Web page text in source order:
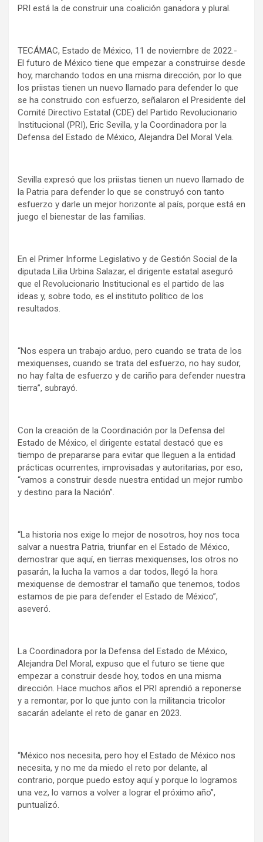
PRI está la de construir una coalición ganadora y plural.
TECÁMAC, Estado de México, 11 de noviembre de 2022.-
El futuro de México tiene que empezar a construirse desde
hoy, marchando todos en una misma dirección, por lo que
los priistas tienen un nuevo llamado para defender lo que
se ha construido con esfuerzo, señalaron el Presidente del
Comité Directivo Estatal (CDE) del Partido Revolucionario
Institucional (PRI), Eric Sevilla, y la Coordinadora por la
Defensa del Estado de México, Alejandra Del Moral Vela.
Sevilla expresó que los priistas tienen un nuevo llamado de
la Patria para defender lo que se construyó con tanto
esfuerzo y darle un mejor horizonte al país, porque está en
juego el bienestar de las familias.
En el Primer Informe Legislativo y de Gestión Social de la
diputada Lilia Urbina Salazar, el dirigente estatal aseguró
que el Revolucionario Institucional es el partido de las
ideas y, sobre todo, es el instituto político de los
resultados.
“Nos espera un trabajo arduo, pero cuando se trata de los
mexiquenses, cuando se trata del esfuerzo, no hay sudor,
no hay falta de esfuerzo y de cariño para defender nuestra
tierra”, subrayó.
Con la creación de la Coordinación por la Defensa del
Estado de México, el dirigente estatal destacó que es
tiempo de prepararse para evitar que lleguen a la entidad
prácticas ocurrentes, improvisadas y autoritarias, por eso,
“vamos a construir desde nuestra entidad un mejor rumbo
y destino para la Nación”.
“La historia nos exige lo mejor de nosotros, hoy nos toca
salvar a nuestra Patria, triunfar en el Estado de México,
demostrar que aquí, en tierras mexiquenses, los otros no
pasarán, la lucha la vamos a dar todos, llegó la hora
mexiquense de demostrar el tamaño que tenemos, todos
estamos de pie para defender el Estado de México”,
aseveró.
La Coordinadora por la Defensa del Estado de México,
Alejandra Del Moral, expuso que el futuro se tiene que
empezar a construir desde hoy, todos en una misma
dirección. Hace muchos años el PRI aprendió a reponerse
y a remontar, por lo que junto con la militancia tricolor
sacarán adelante el reto de ganar en 2023.
“México nos necesita, pero hoy el Estado de México nos
necesita, y no me da miedo el reto por delante, al
contrario, porque puedo estoy aquí y porque lo logramos
una vez, lo vamos a volver a lograr el próximo año”,
puntualizó.